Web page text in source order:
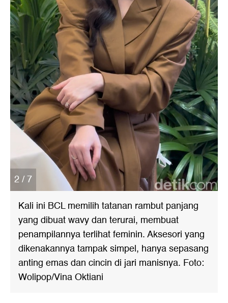
2 / 7
Kali ini BCL memilih tatanan rambut panjang
yang dibuat wavy dan terurai, membuat
penampilannya terlihat feminin. Aksesori yang
dikenakannya tampak simpel, hanya sepasang
anting emas dan cincin di jari manisnya. Foto:
Wolipop/Vina Oktiani